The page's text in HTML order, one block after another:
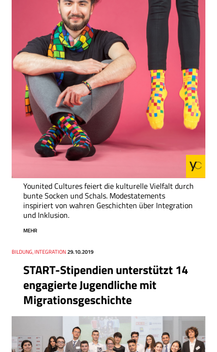
Younited Cultures feiert die kulturelle Vielfalt durch
bunte Socken und Schals. Modestatements
inspiriert von wahren Geschichten über Integration
und Inklusion.
MEHR
START-Stipendien unterstützt 14
engagierte Jugendliche mit
Migrationsgeschichte
Thema
BILDUNG, INTEGRATION
Datum 29.10.2019